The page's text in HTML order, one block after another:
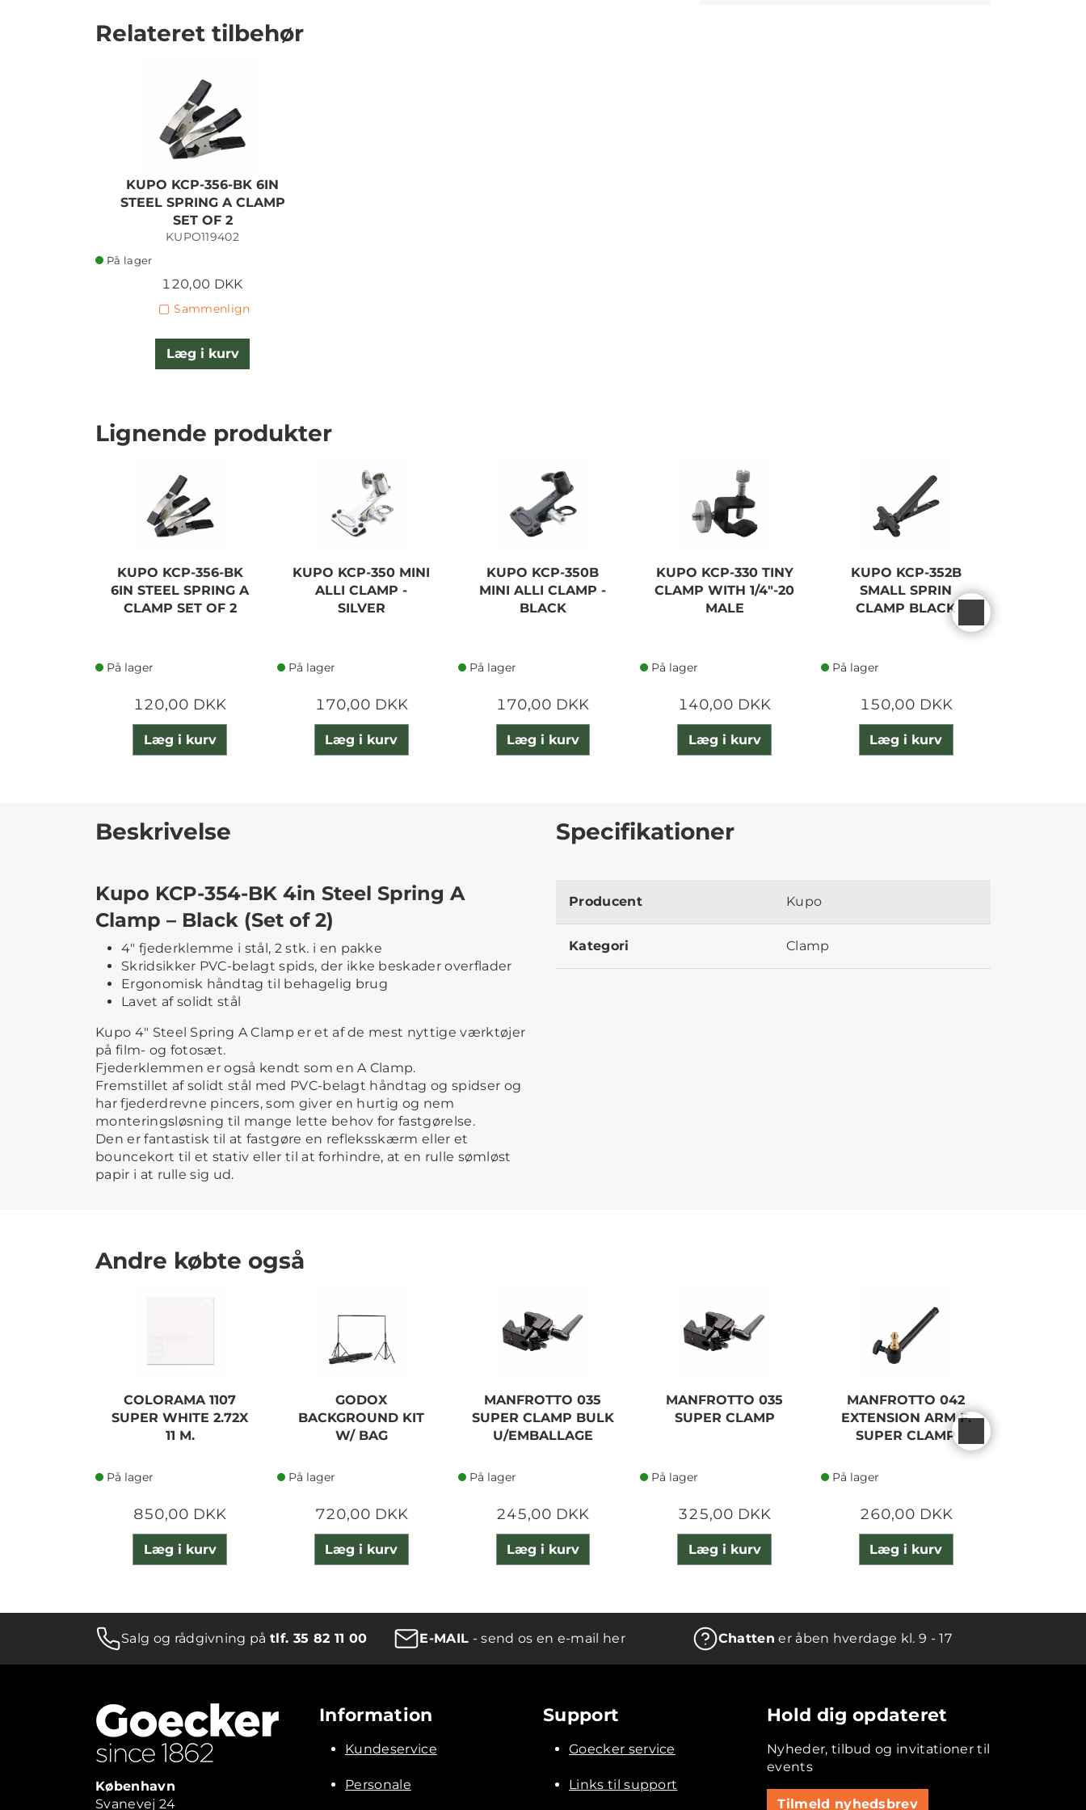
Relateret tilbehør
KUPO KCP-356-BK 6IN
STEEL SPRING A CLAMP
SET OF 2
KUPO119402
På lager
120,00 DKK
Sammenlign
Læg i kurv
Lignende produkter
KUPO KCP-356-BK
6IN STEEL SPRING A
CLAMP SET OF 2
På lager
120,00 DKK
Læg i kurv
KUPO KCP-350 MINI
ALLI CLAMP -
SILVER
På lager
170,00 DKK
Læg i kurv
KUPO KCP-350B
MINI ALLI CLAMP -
BLACK
På lager
170,00 DKK
Læg i kurv
KUPO KCP-330 TINY
CLAMP WITH 1/4"-20
MALE
På lager
140,00 DKK
Læg i kurv
KUPO KCP-352B
SMALL SPRIN
CLAMP BLACK
På lager
150,00 DKK
Læg i kurv
Beskrivelse
Kupo KCP-354-BK 4in Steel Spring A
Clamp – Black (Set of 2)
4" fjederklemme i stål, 2 stk. i en pakke
Skridsikker PVC-belagt spids, der ikke beskader overflader
Ergonomisk håndtag til behagelig brug
Lavet af solidt stål
Kupo 4" Steel Spring A Clamp er et af de mest nyttige værktøjer
på film- og fotosæt.
Fjederklemmen er også kendt som en A Clamp.
Fremstillet af solidt stål med PVC-belagt håndtag og spidser og
har fjederdrevne pincers, som giver en hurtig og nem
monteringsløsning til mange lette behov for fastgørelse.
Den er fantastisk til at fastgøre en refleksskærm eller et
bouncekort til et stativ eller til at forhindre, at en rulle sømløst
papir i at rulle sig ud.
Specifikationer
Producent Kupo
Kategori Clamp
Andre købte også
COLORAMA 1107
SUPER WHITE 2.72X
11 M.
På lager
850,00 DKK
Læg i kurv
GODOX
BACKGROUND KIT
W/ BAG
På lager
720,00 DKK
Læg i kurv
MANFROTTO 035
SUPER CLAMP BULK
U/EMBALLAGE
På lager
245,00 DKK
Læg i kurv
MANFROTTO 035
SUPER CLAMP
På lager
325,00 DKK
Læg i kurv
MANFROTTO 042
EXTENSION ARM F.
SUPER CLAMP
På lager
260,00 DKK
Læg i kurv
Salg og rådgivning påtlf. 35 82 11 00 E-MAIL - send os en e-mail her Chatten er åben hverdage kl. 9 - 17
København
Svanevej 24
Information
Kundeservice
Personale
Support
Goecker service
Links til support
Hold dig opdateret
Nyheder, tilbud og invitationer til
events
Tilmeld nyhedsbrev